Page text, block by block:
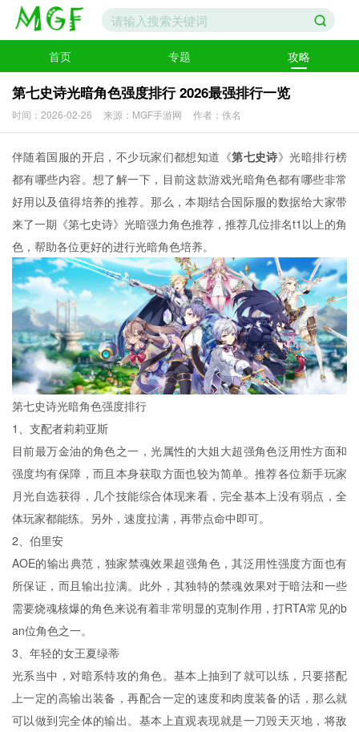
首页 专题 攻略
第七史诗光暗角色强度排行 2026最强排行一览
时间：2026-02-26 来源：MGF手游网 作者：佚名
伴随着国服的开启，不少玩家们都想知道《第七史诗》光暗排行榜
都有哪些内容。想了解一下，目前这款游戏光暗角色都有哪些非常
好用以及值得培养的推荐。那么，本期结合国际服的数据给大家带
来了一期《第七史诗》光暗强力角色推荐，推荐几位排名t1以上的角
色，帮助各位更好的进行光暗角色培养。
第七史诗光暗角色强度排行
1、支配者莉莉亚斯
目前最万金油的角色之一，光属性的大姐大超强角色泛用性方面和
强度均有保障，而且本身获取方面也较为简单。推荐各位新手玩家
月光自选获得，几个技能综合体现来看，完全基本上没有弱点，全
体玩家都能练。另外，速度拉满，再带点命中即可。
2、伯里安
AOE的输出典范，独家禁魂效果超强角色，其泛用性强度方面也有
所保证，而且输出拉满。此外，其独特的禁魂效果对于暗法和一些
需要烧魂核爆的角色来说有着非常明显的克制作用，打RTA常见的b
an位角色之一。
3、年轻的女王夏绿蒂
光系当中，对暗系特攻的角色。基本上抽到了就可以练，只要搭配
上一定的高输出装备，再配合一定的速度和肉度装备的话，那么就
可以做到完全体的输出。基本上直观表现就是一刀毁天灭地，将敌